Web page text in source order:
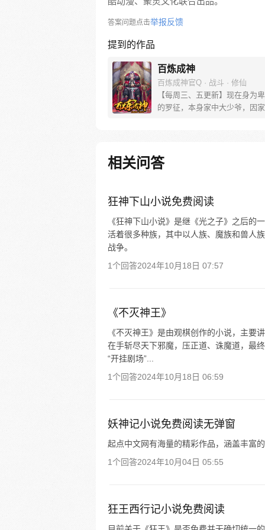
答案问题点击举报反馈
提到的作品
百炼成神
百炼成神官Q · 战斗 · 修仙
【每周三、五更新】现在身为
的罗征，本身家中大少爷，因
炼制成器！而隐藏在这背后的
到底是什么？参与周边活动请
相关问答
狂神下山小说免费阅读
《狂神下山小说》是继《光之子》之后的
活着很多种族，其中以人族、魔族和兽人
战争。
1个回答2024年10月18日 07:57
《不灭神王》
《不灭神王》是由观棋创作的小说，主要
在手斩尽天下邪魔，压正道、诛魔道，最
“开挂剧场”...
1个回答2024年10月18日 06:59
妖神记小说免费阅读无弹窗
起点中文网有海量的精彩作品，涵盖丰富
1个回答2024年10月04日 05:55
狂王西行记小说免费阅读